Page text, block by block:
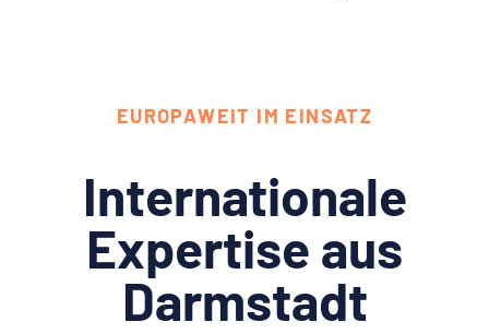
EUROPAWEIT IM EINSATZ
Internationale
Expertise aus
Darmstadt